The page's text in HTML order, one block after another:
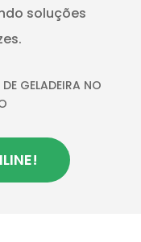
soluções
GELADEIRA NO